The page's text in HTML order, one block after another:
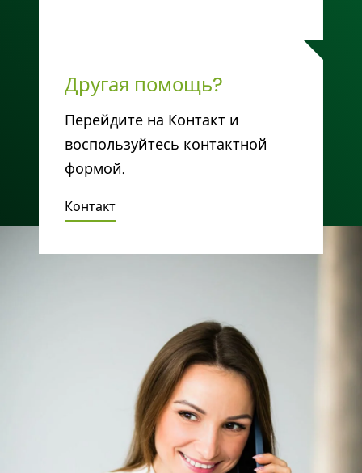
Другая помощь?
Перейдите на Контакт и
воспользуйтесь контактной
формой.
Контакт